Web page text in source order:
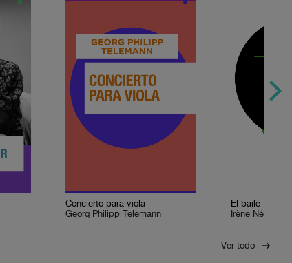
Concierto para viola
Georg Philipp Telemann
El baile
Irène
Ver todo